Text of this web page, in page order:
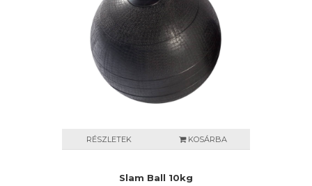
RÉSZLETEK KOSÁRBA
Slam Ball 10kg